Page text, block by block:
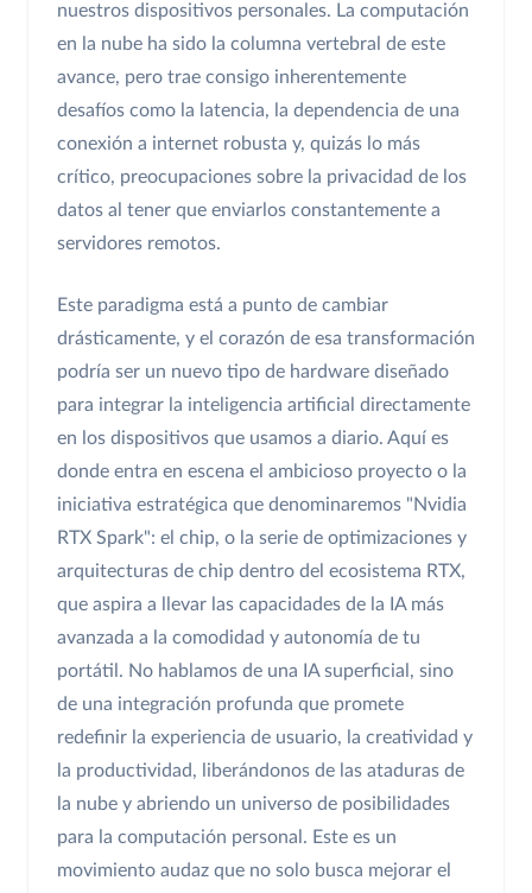
nuestros dispositivos personales. La computación
en la nube ha sido la columna vertebral de este
avance, pero trae consigo inherentemente
desafíos como la latencia, la dependencia de una
conexión a internet robusta y, quizás lo más
crítico, preocupaciones sobre la privacidad de los
datos al tener que enviarlos constantemente a
servidores remotos.
Este paradigma está a punto de cambiar
drásticamente, y el corazón de esa transformación
podría ser un nuevo tipo de hardware diseñado
para integrar la inteligencia artificial directamente
en los dispositivos que usamos a diario. Aquí es
donde entra en escena el ambicioso proyecto o la
iniciativa estratégica que denominaremos "Nvidia
RTX Spark": el chip, o la serie de optimizaciones y
arquitecturas de chip dentro del ecosistema RTX,
que aspira a llevar las capacidades de la IA más
avanzada a la comodidad y autonomía de tu
portátil. No hablamos de una IA superficial, sino
de una integración profunda que promete
redefinir la experiencia de usuario, la creatividad y
la productividad, liberándonos de las ataduras de
la nube y abriendo un universo de posibilidades
para la computación personal. Este es un
movimiento audaz que no solo busca mejorar el